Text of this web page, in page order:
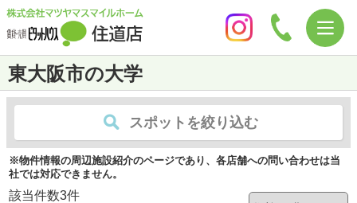
東大阪市の大学
スポットを絞り込む
※物件情報の周辺施設紹介のページであり、各店舗への問い合わせは当
社では対応できません。
該当件数3件